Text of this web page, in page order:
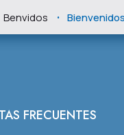
Benvidos . Bienvenidos
FRECUENTES